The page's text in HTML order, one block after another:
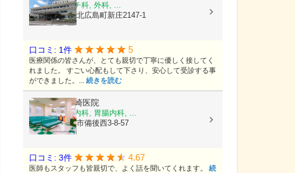
内科, リウマチ科, 外科, ...
広島県山県郡北広島町新庄2147-1
口コミ: 1件 5
医療関係の皆さんが、とても親切で丁寧に優しく接してく
れました。 すごい心配もして下さり、安心して受診する事
ができました。... 続きを読む
医療法人浜崎医院
内科, 呼吸器内科, 胃腸内科, ...
埼玉県春日部市備後西3-8-57
口コミ: 3件 4.67
医師もスタッフも皆親切で、よく話を聞いてくれます。 続